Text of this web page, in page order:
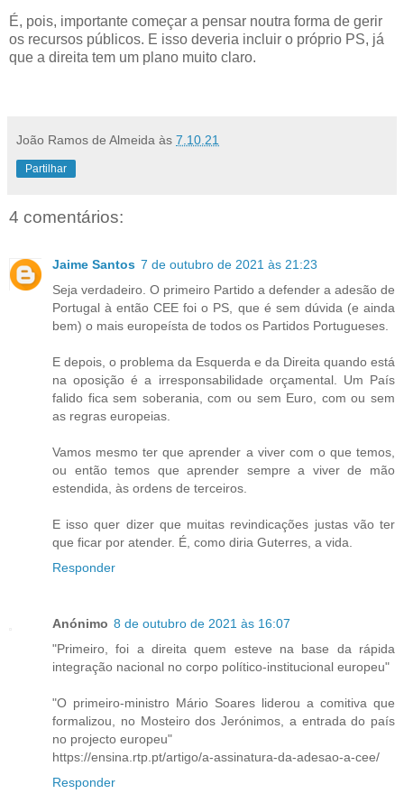
É, pois, importante começar a pensar noutra forma de gerir
os recursos públicos. E isso deveria incluir o próprio PS, já
que a direita tem um plano muito claro.
João Ramos de Almeida às 7.10.21
Partilhar
4 comentários:
Jaime Santos 7 de outubro de 2021 às 21:23
Seja verdadeiro. O primeiro Partido a defender a adesão de
Portugal à então CEE foi o PS, que é sem dúvida (e ainda
bem) o mais europeísta de todos os Partidos Portugueses.
E depois, o problema da Esquerda e da Direita quando está
na oposição é a irresponsabilidade orçamental. Um País
falido fica sem soberania, com ou sem Euro, com ou sem
as regras europeias.
Vamos mesmo ter que aprender a viver com o que temos,
ou então temos que aprender sempre a viver de mão
estendida, às ordens de terceiros.
E isso quer dizer que muitas revindicações justas vão ter
que ficar por atender. É, como diria Guterres, a vida.
Responder
Anónimo 8 de outubro de 2021 às 16:07
"Primeiro, foi a direita quem esteve na base da rápida
integração nacional no corpo político-institucional europeu"
"O primeiro-ministro Mário Soares liderou a comitiva que
formalizou, no Mosteiro dos Jerónimos, a entrada do país
no projecto europeu"
https://ensina.rtp.pt/artigo/a-assinatura-da-adesao-a-cee/
Responder